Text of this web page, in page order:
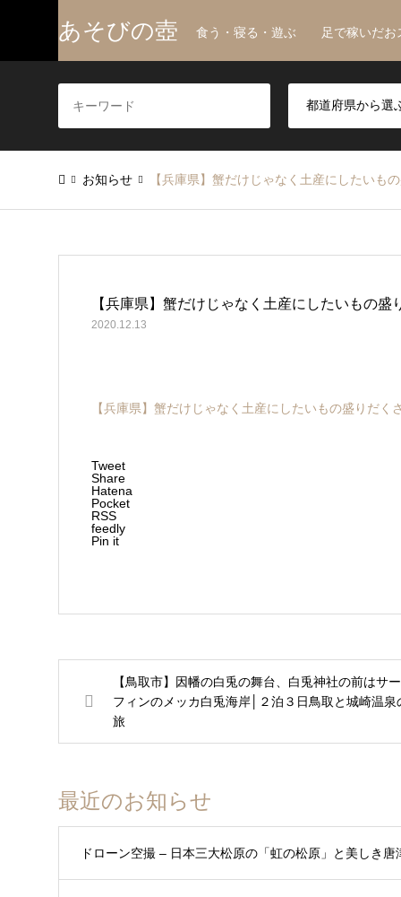
あそびの壺 食う・寝る・遊ぶ 足で稼いだお
お知らせ 【兵庫県】蟹だけじゃなく土産にしたいも
【兵庫県】蟹だけじゃなく土産にしたいもの
2020.12.13
【兵庫県】蟹だけじゃなく土産にしたいもの盛りだ
Tweet
Share
Hatena
Pocket
RSS
feedly
Pin it
【鳥取市】因幡の白兎の舞台、白兎神社の前はサー
フィンのメッカ白兎海岸│２泊３日鳥取と城崎温泉
旅
最近のお知らせ
ドローン空撮 – 日本三大松原の「虹の松原」と美しき唐